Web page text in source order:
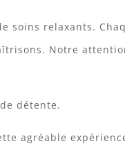
soins relaxants.
Notre
détente.
agréable